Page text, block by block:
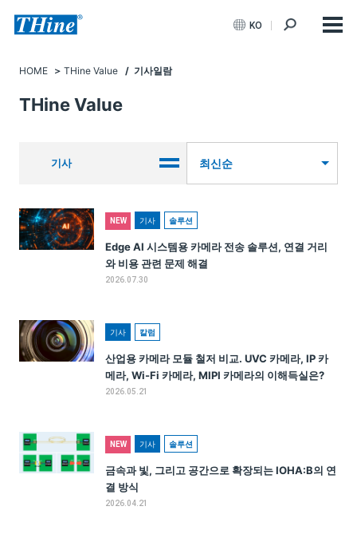
KO
HOME THine Value / 기사일람
THine Value
기사 최신순
NEW 기사 솔루션
Edge AI 시스템용 카메라 전송 솔루션, 연결 거리
와 비용 관련 문제 해결
2026.07.30
기사 칼럼
산업용 카메라 모듈 철저 비교. UVC 카메라, IP 카
메라, Wi-Fi 카메라, MIPI 카메라의 이해득실은?
2026.05.21
NEW 기사 솔루션
금속과 빛, 그리고 공간으로 확장되는 IOHA:B의 연
결 방식
2026.04.21